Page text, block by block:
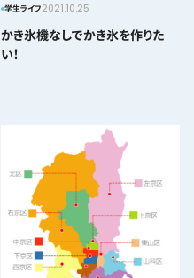
学生ライフ2021.10.25
かき氷機なしでかき氷を作りた
い！